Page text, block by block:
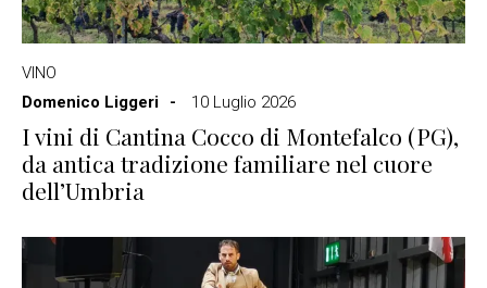
VINO
Domenico Liggeri
10 Luglio 2026
I vini di Cantina Cocco di Montefalco (PG),
da antica tradizione familiare nel cuore
dell’Umbria